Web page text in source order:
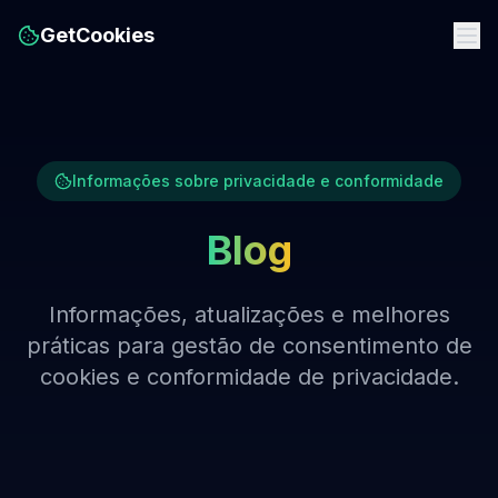
GetCookies
Informações sobre privacidade e conformidade
Blog
Informações, atualizações e melhores
práticas para gestão de consentimento de
cookies e conformidade de privacidade.